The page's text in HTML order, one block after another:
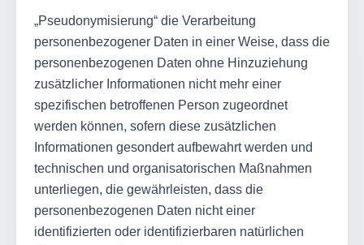
„Pseudonymisierung“ die Verarbeitung
personenbezogener Daten in einer Weise, dass die
personenbezogenen Daten ohne Hinzuziehung
zusätzlicher Informationen nicht mehr einer
spezifischen betroffenen Person zugeordnet
werden können, sofern diese zusätzlichen
Informationen gesondert aufbewahrt werden und
technischen und organisatorischen Maßnahmen
unterliegen, die gewährleisten, dass die
personenbezogenen Daten nicht einer
identifizierten oder identifizierbaren natürlichen